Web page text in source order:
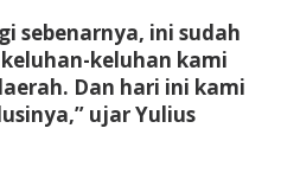
sebenarnya, ini sudah
keluhan kami
Dan hari ini kami
ujar Yulius